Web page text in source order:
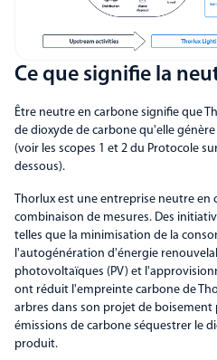
Ce que signifie la
Être neutre en carbone signifie que
de dioxyde de carbone qu'elle
(voir les scopes 1 et 2 du Protocole
dessous).
Thorlux est une entreprise neutre en
combinaison de mesures. Des
telles que la minimisation de la
l'autogénération d'énergie
photovoltaïques (PV) et
ont réduit l'empreinte carbone de
arbres dans son projet de
émissions de carbone séquestrer le
produit.